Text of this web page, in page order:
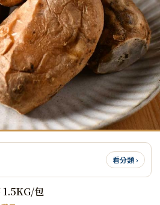
看分類 ›
1.5KG/包